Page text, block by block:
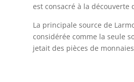
est consacré à la découverte
La principale source de
considérée comme la seule
jetait des pièces de